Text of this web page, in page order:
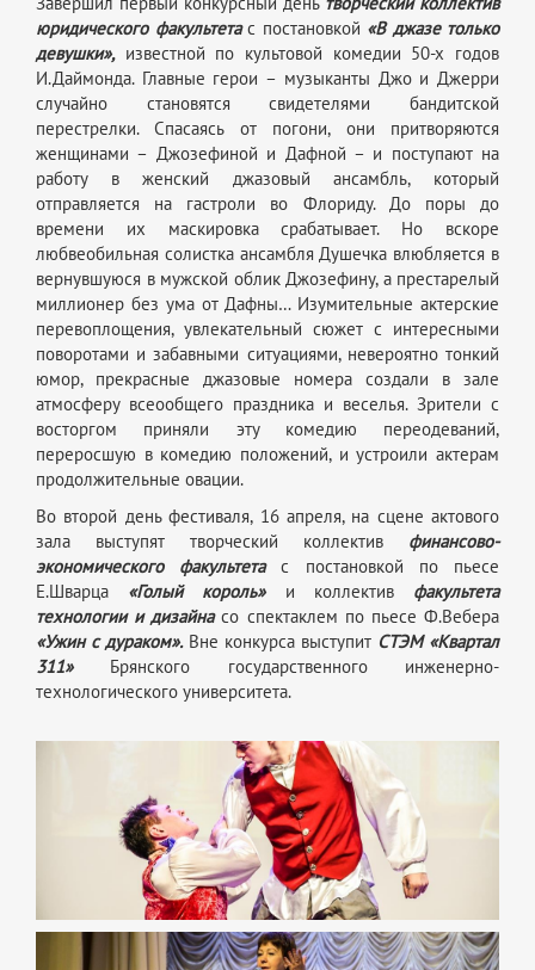
юридического факультетас постановкой «В джазе только
девушки»,известной по культовой комедии 50-х годов
И.Даймонда. Главные герои – музыканты Джо и Джерри
случайно становятся свидетелями бандитской
перестрелки. Спасаясь от погони, они притворяются
женщинами – Джозефиной и Дафной – и поступают на
работу в женский джазовый ансамбль, который
отправляется на гастроли во Флориду. До поры до
времени их маскировка срабатывает. Но вскоре
любвеобильная солистка ансамбля Душечка влюбляется в
вернувшуюся в мужской облик Джозефину, а престарелый
миллионер без ума от Дафны… Изумительные актерские
перевоплощения, увлекательный сюжет с интересными
поворотами и забавными ситуациями, невероятно тонкий
юмор, прекрасные джазовые номера создали в зале
атмосферу всеообщего праздника и веселья. Зрители с
восторгом приняли эту комедию переодеваний,
переросшую в комедию положений, и устроили актерам
продолжительные овации.
Во второй день фестиваля, 16 апреля, на сцене актового
зала выступят творческий коллектив финансово-
экономического факультетас постановкой по пьесе
Е.Шварца «Голый король»и коллектив факультета
технологии и дизайнасо спектаклем по пьесе Ф.Вебера
«Ужин c дураком».Вне конкурса выступит СТЭМ «Квартал
311»Брянского государственного инженерно-
технологического университета.